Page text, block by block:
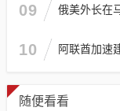
09 俄美外长在
10 阿联酋加速
随便看看